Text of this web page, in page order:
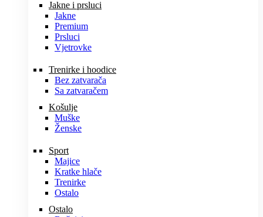
Jakne i prsluci
Jakne
Premium
Prsluci
Vjetrovke
Trenirke i hoodice
Bez zatvarača
Sa zatvaračem
Košulje
Muške
Ženske
Sport
Majice
Kratke hlače
Trenirke
Ostalo
Ostalo